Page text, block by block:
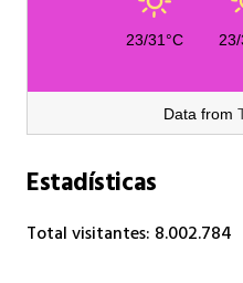
23/31°C 23/
Data from
Estadísticas
Total visitantes: 8.002.784